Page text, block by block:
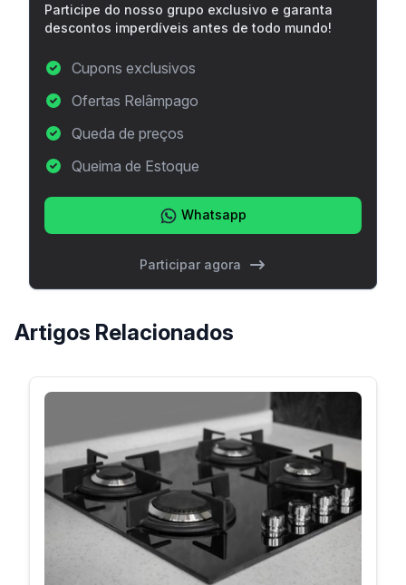
Participe do nosso grupo exclusivo e garanta
descontos imperdíveis antes de todo mundo!
Cupons exclusivos
Ofertas Relâmpago
Queda de preços
Queima de Estoque
Whatsapp
Participar agora
Artigos Relacionados